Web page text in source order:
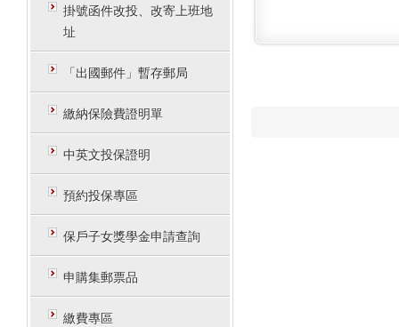
掛號函件改投、改寄上班地
址
「出國郵件」暫存郵局
繳納保險費證明單
中英文投保證明
預約投保專區
保戶子女獎學金申請查詢
申購集郵票品
繳費專區